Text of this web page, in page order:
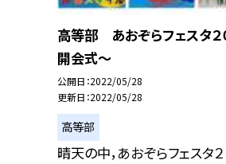
高等部 あおぞらフェスタ２
開会式〜
公開日 2022/05/28
更新日 2022/05/28
高等部
晴天の中，あおぞらフェスタ２